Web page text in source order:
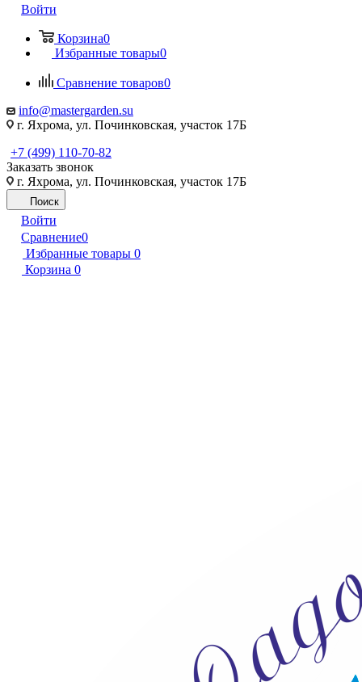
Войти
Корзина0
Избранные товары0
Сравнение товаров0
info@mastergarden.su
г. Яхрома, ул. Починковская, участок 17Б
+7 (499) 110-70-82
Заказать звонок
г. Яхрома, ул. Починковская, участок 17Б
Поиск
Войти
Сравнение0
Избранные товары 0
Корзина 0